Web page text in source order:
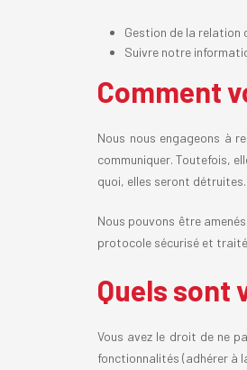
Gestion de la relation
Suivre notre
Comment
Nous nous engageons à
communiquer. Toutefois,
quoi, elles seront détruites.
Nous pouvons être
protocole sécurisé et
Quels sont
Vous avez le droit de ne
fonctionnalités (adhérer à